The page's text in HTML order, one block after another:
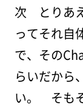
次 とりあ
ってそれ自
で、その
らいだから
い。 そも